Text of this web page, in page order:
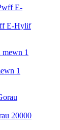
E-Hylif
1
20000